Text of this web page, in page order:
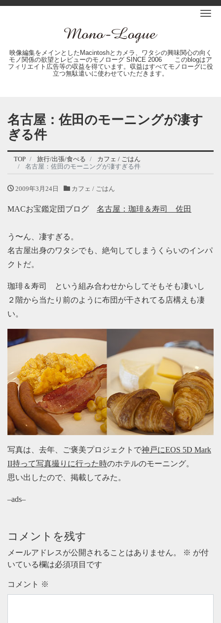
映像編集をメインとしたMacintoshとカメラ、ワタシの興味関心の向く
モノ関係の欲望とレビューのモノローグ SINCE 2006 このblogはア
フィリエイト広告等の収益を得ています。収益はすべてモノローグに役
立つ無駄遣いに使わせていただきます。
名古屋：佐田のモーニングが凄す
ぎる件
TOP 旅行/出張/食べる
カフェ / ごはん
名古屋：佐田のモーニングが凄すぎる件
2009年3月24日 カフェ / ごはん
MACお宝鑑定団ブログ 名古屋：珈琲＆寿司 佐田
う〜ん、凄すぎる。
名古屋出身のワタシでも、絶句してしまうくらいのインパ
クトだ。
珈琲＆寿司 という組み合わせからしてそもそも凄いし
２階から当たり前のように布団が干されてる店構えも凄
い。
写真は、去年、ご褒美プロジェクトで神戸にEOS 5D Mark
II持って写真撮りに行った時のホテルのモーニング。
思い出したので、掲載してみた。
–ads–
コメントを残す
メールアドレスが公開されることはありません。 ※ が付
いている欄は必須項目です
コメント ※